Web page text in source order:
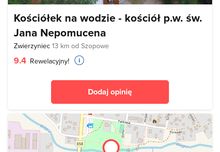
Kościółek na wodzie - kościół p.w. św.
Jana Nepomucena
Zwierzyniec 13 km od Szopowe
9.4 Rewelacyjny!
Dodaj opinię